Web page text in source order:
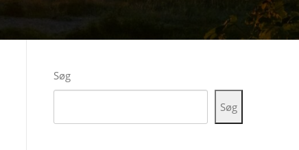
Søg
Søg